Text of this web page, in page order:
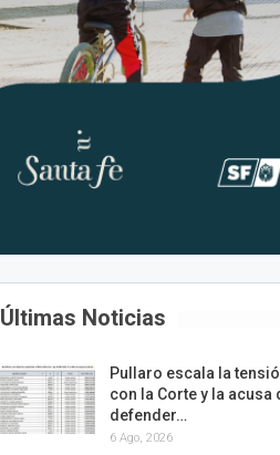
Últimas Noticias
Pullaro escala la
con la Corte y la acusa
defender…
6 Ago, 2026